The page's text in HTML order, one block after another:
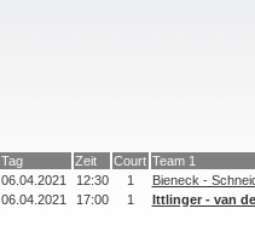
Tag Zeit Court Team 1
06.04.2021 12:30 1
Bieneck -
06.04.2021 17:00 1 Ittlinger - van